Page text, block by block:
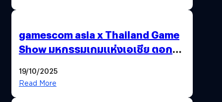
gamescom asia x Thailand Game
Show มหกรรมเกมแห่งเอเชีย ตอกย้ำ
พาณิชย์ร่วมชูความสำเร็จ
19/10/2025
Read More